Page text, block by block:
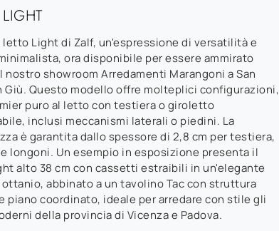
letto Light di Zalf, un'espressione di versatilità e
ora disponibile per essere ammirato
nostro showroom Arredamenti Marangoni a San
Giù. Questo modello offre molteplici configurazioni,
puro al letto con testiera o giroletto
inclusi meccanismi laterali o piedini. La
è garantita dallo spessore di 2,8 cm per testiera,
longoni. Un esempio in esposizione presenta il
alto 38 cm con cassetti estraibili in un'elegante
abbinato a un tavolino Tac con struttura
piano coordinato, ideale per arredare con stile gli
della provincia di Vicenza e Padova.